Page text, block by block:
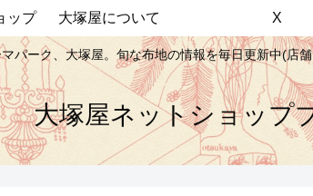
パーク、大塚屋。旬な布地の情報を毎日更新中(店
大塚屋ネットショップ
ップ 大塚屋について X